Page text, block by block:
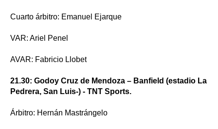
Cuarto árbitro: Emanuel Ejarque
VAR: Ariel Penel
AVAR: Fabricio Llobet
21.30: Godoy Cruz de Mendoza – Banfield (estadio La
Pedrera, San Luis-) - TNT Sports.
Árbitro: Hernán Mastrángelo